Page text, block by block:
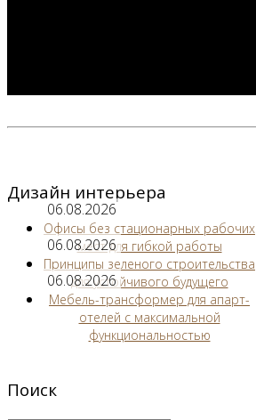
Дизайн интерьера
06.08.2026
Офисы без стационарных рабочих
мест для гибкой работы
06.08.2026
Принципы зеленого строительства
для устойчивого будущего
06.08.2026
Мебель-трансформер для апарт-
отелей с максимальной
функциональностью
Поиск